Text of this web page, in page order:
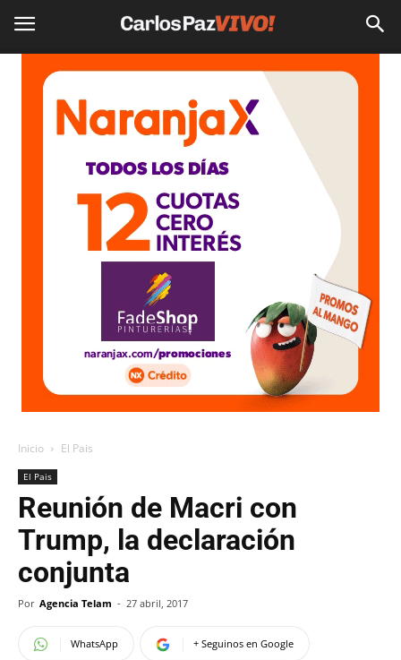
Inicio El Pais
El Pais
Reunión de Macri con
Trump, la declaración
conjunta
Por Agencia Telam - 27 abril, 2017
WhatsApp + Seguinos en Google